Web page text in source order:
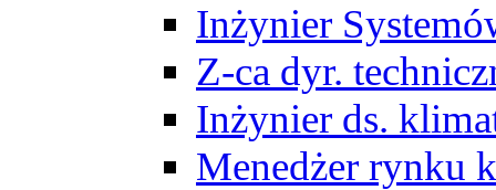
Inżynier
Z-ca dyr.
Inżynier ds.
Menedżer rynku